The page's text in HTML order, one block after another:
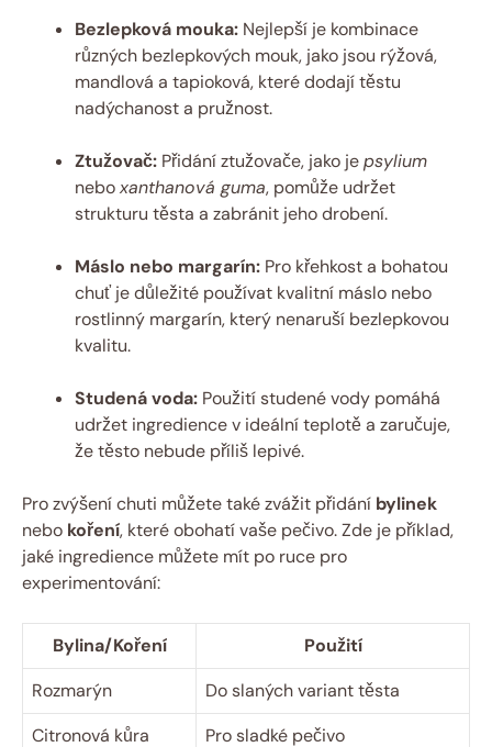
Bezlepková mouka: Nejlepší je kombinace
různých bezlepkových mouk, jako jsou rýžová,
mandlová a tapioková, které dodají těstu
nadýchanost a pružnost.
Ztužovač: Přidání ztužovače, jako jepsylium
neboxanthanová guma, pomůže udržet
strukturu těsta a zabránit jeho drobení.
Máslo nebo margarín: Pro křehkost a bohatou
chuť je důležité používat kvalitní máslo nebo
rostlinný margarín, který nenaruší bezlepkovou
kvalitu.
Studená voda: Použití studené vody pomáhá
udržet ingredience v ideální teplotě a zaručuje,
že těsto nebude příliš lepivé.
Pro zvýšení chuti můžete také zvážit přidání bylinek
nebo koření, které obohatí vaše pečivo. Zde je příklad,
jaké ingredience můžete mít po ruce pro
experimentování:
Bylina/Koření
Použití
Rozmarýn
Do slaných variant těsta
Citronová kůra
Pro sladké pečivo